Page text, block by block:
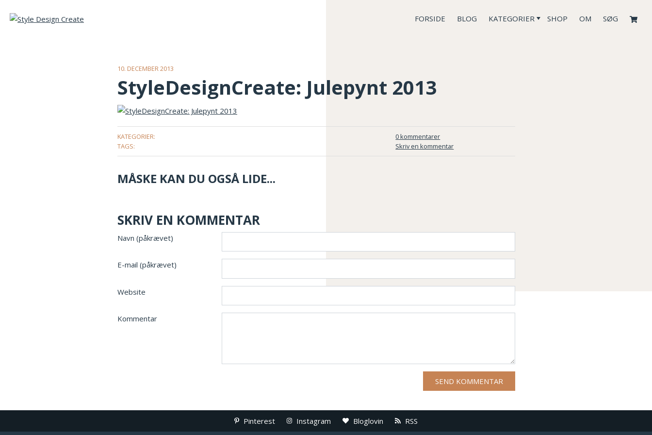
FORSIDE BLOG KATEGORIER SHOP OM SØG
10. DECEMBER 2013
StyleDesignCreate: Julepynt 2013
KATEGORIER:
TAGS:
0 kommentarer
Skriv en kommentar
MÅSKE KAN DU OGSÅ LIDE...
SKRIV EN KOMMENTAR
Navn (påkrævet)
E-mail (påkrævet)
Website
Kommentar
Pinterest Instagram Bloglovin RSS